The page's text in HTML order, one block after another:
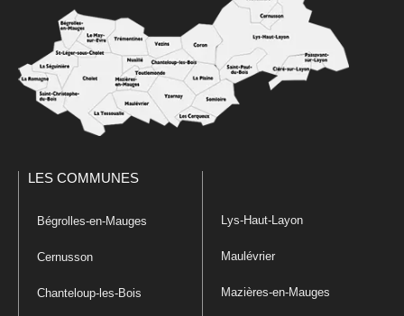
LES COMMUNES
Bégrolles-en-Mauges
Cernusson
Chanteloup-les-Bois
Lys-Haut-Layon
Maulévrier
Mazières-en-Mauges